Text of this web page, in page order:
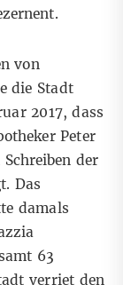
von
die Stadt
2017, dass
Peter
der
Das
damals
63
verriet den